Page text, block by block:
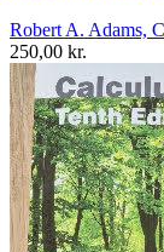
Robert A. Adams,
250,00 kr.